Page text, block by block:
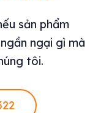
sản phẩm
ngại gì mà
tôi.